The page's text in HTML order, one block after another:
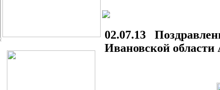
02.07.13
Ивановской